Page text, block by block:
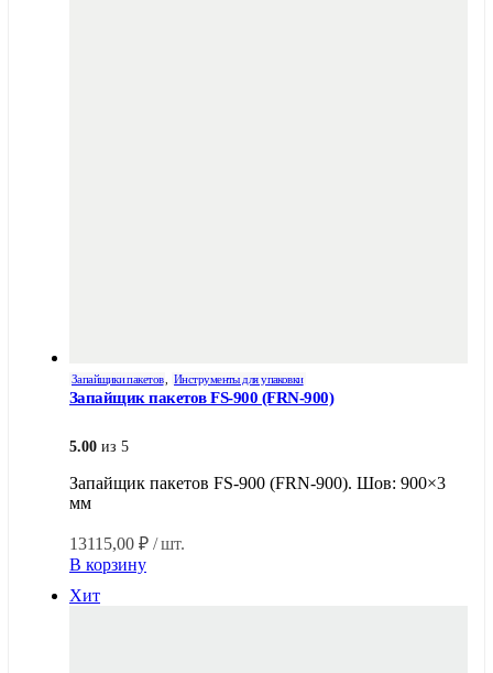
Запайщики пакетов, Инструменты для упаковки
Запайщик пакетов FS-900 (FRN-900)
5.00 из 5
Запайщик пакетов FS-900 (FRN-900). Шов: 900×3
мм
13115,00 ₽ / шт.
В корзину
Хит